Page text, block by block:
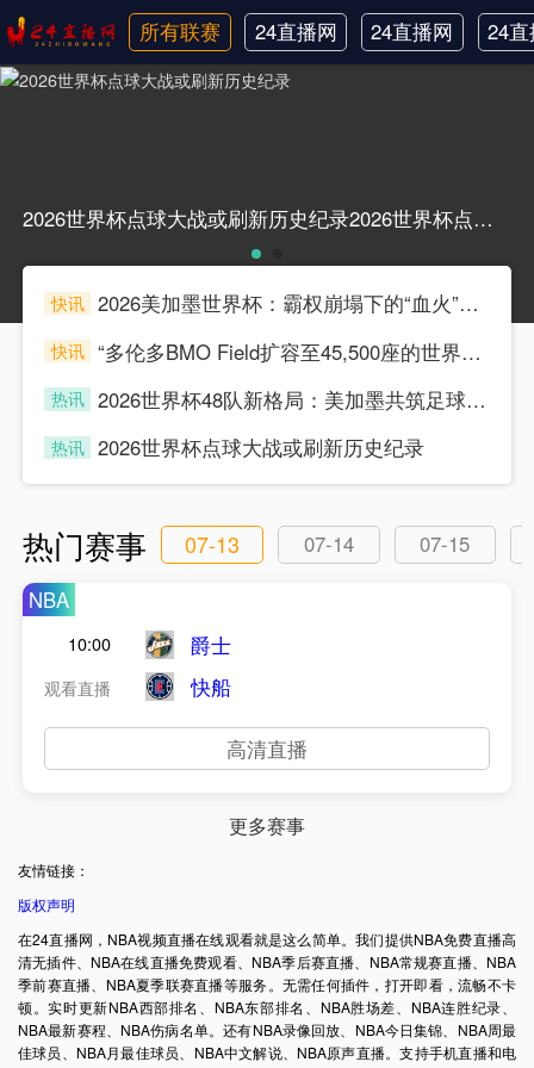
所有联赛
24直播网
日职联
24直播网
中甲
24
韩
2026世界杯点球大战或刷新历史纪录2026世界杯点球大战或刷新历史纪录
快讯
2026美加墨世界杯：霸权崩塌下的“血火”狂欢
快讯
“多伦多BMO Field扩容至45,500座的世界杯声场适配性仿真分析（2026）”
热讯
2026世界杯48队新格局：美加墨共筑足球盛宴，北美势力版图全面重构
热讯 2026世界杯点球大战或刷新历史纪录
热门赛事 07-13 07-14
07-15
NBA
10:00
观看直播
爵士
快船
高清直播
更多赛事
友情链接：
版权声明
在24直播网，NBA视频直播在线观看就是这么简单。我们提供NBA免费直播高
清无插件、NBA在线直播免费观看、NBA季后赛直播、NBA常规赛直播、NBA
季前赛直播、NBA夏季联赛直播等服务。无需任何插件，打开即看，流畅不卡
顿。实时更新NBA西部排名、NBA东部排名、NBA胜场差、NBA连胜纪录、
NBA最新赛程、NBA伤病名单。还有NBA录像回放、NBA今日集锦、NBA周最
佳球员、NBA月最佳球员、NBA中文解说、NBA原声直播。支持手机直播和电